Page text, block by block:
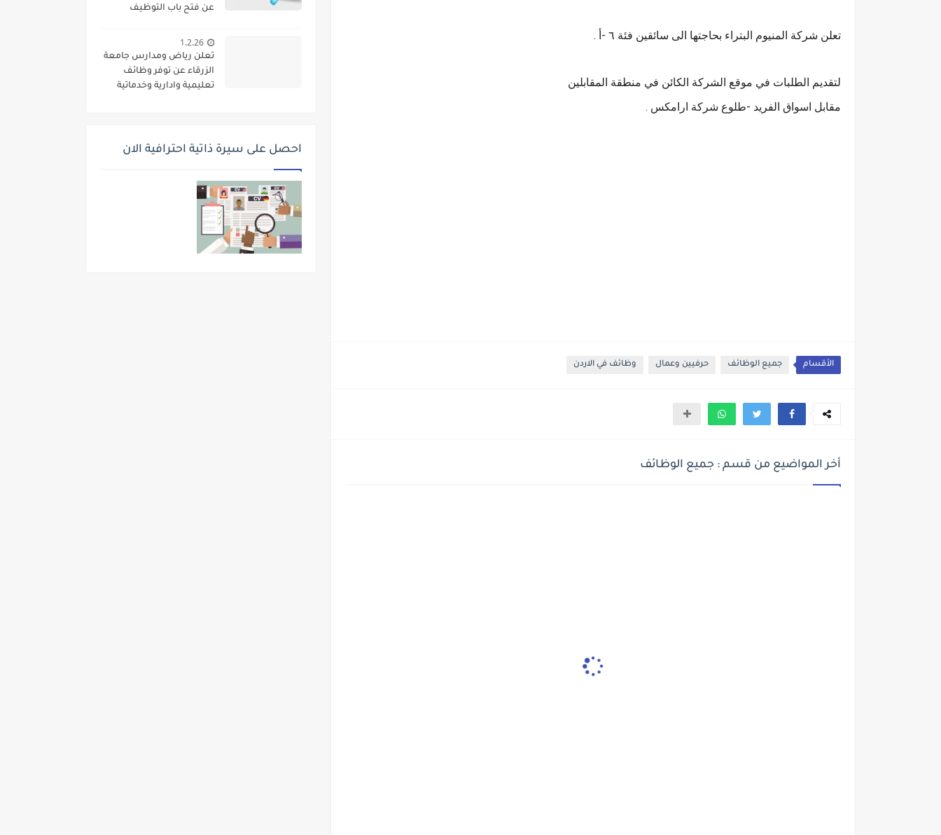
تعلن شركة المنيوم البتراء بحاجتها الى سائقين فئة ٦ -أ .
لتقديم الطلبات في موقع الشركة الكائن في منطقة المقابلين
مقابل اسواق الفريد -طلوع شركة ارامكس .
الأقسام جميع الوظائف حرفيين وعمال وظائف في الاردن
أخر المواضيع من قسم : جميع الوظائف
عن فتح باب التوظيف
متميزة للانضمام إلى فريقها
الأكاديمي
1.2.26
تعلن رياض ومدارس جامعة
الزرقاء عن توفر وظائف
تعليمية وادارية وخدماتية
احصل على سيرة ذاتية احترافية الان